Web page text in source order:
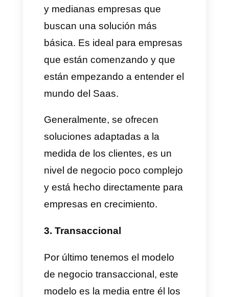
ofrecen estas empresas está
basado en la nube y se puede
acceder desde cualquier
dispositivo. Esto significa que
cualquier persona puede
conexión a internet.
Este tipo de facilidades ha
permitido a las empresas Saas
crecer rápidamente en los
últimos años y este modelo de
popularidad entre los inversores
en los últimos años.